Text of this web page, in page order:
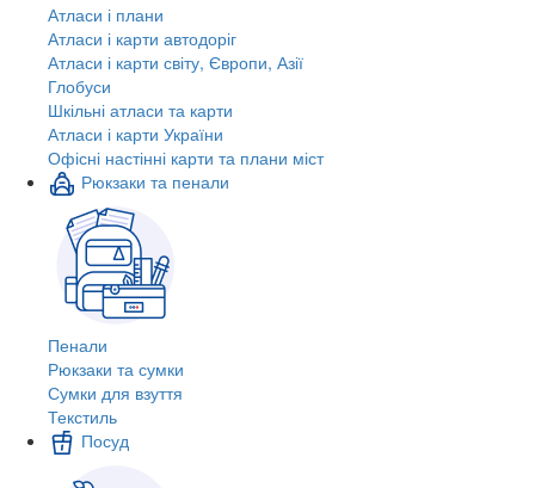
Атласи і плани
Атласи і карти автодоріг
Атласи і карти світу, Європи, Азії
Глобуси
Шкільні атласи та карти
Атласи і карти України
Офісні настінні карти та плани міст
Рюкзаки та пенали
Пенали
Рюкзаки та сумки
Сумки для взуття
Текстиль
Посуд